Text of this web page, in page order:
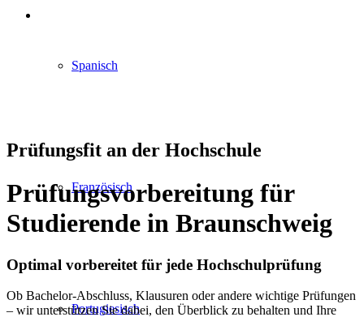
Spanisch
Französisch
Portugiesisch
Prüfungsfit an der Hochschule
Prüfungsvorbereitung für
Studierende in Braunschweig
Optimal vorbereitet für jede Hochschulprüfung
Ob Bachelor-Abschluss, Klausuren oder andere wichtige Prüfungen
– wir unterstützen Sie dabei, den Überblick zu behalten und Ihre